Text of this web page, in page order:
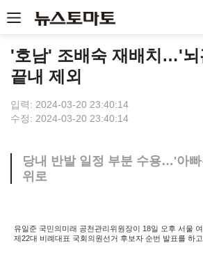
'호남' 조배숙 재배치…'뇌
끝내 제외
입력: 2024-03-20 23:40:14
수정: 2024-03-20 23:40:14
당내 반발 일정 부분 수용…'아
위로
유일준 국민의미래 공천관리위원장이 18일 오후 서울
제22대 비례대표 국회의원선거 후보자 순번 발표를 하